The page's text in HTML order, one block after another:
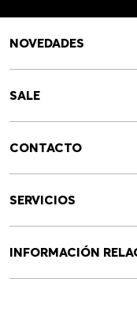
NOVEDADES
SALE
CONTACTO
SERVICIOS
INFORMACIÓN